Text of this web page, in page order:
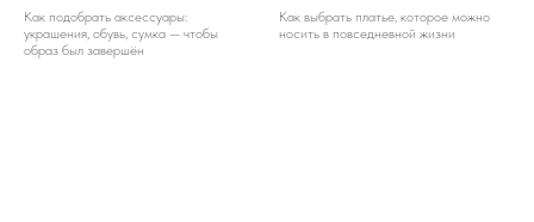
Как подобрать аксессуары:
украшения, обувь, сумка — чтобы
образ был завершён
Как выбрать платье, которое можно
носить в повседневной жизни